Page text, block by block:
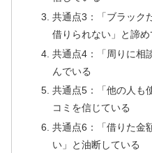
共通点3：「ブラック
借りられない」と諦め
共通点4：「周りに相
んでいる
共通点5：「他の人も
コミを信じている
共通点6：「借りた金
い」と油断している